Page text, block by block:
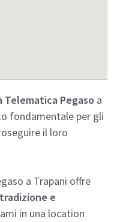
Telematica Pegaso a
fondamentale per gli
il loro
a Trapani offre
e
in una location